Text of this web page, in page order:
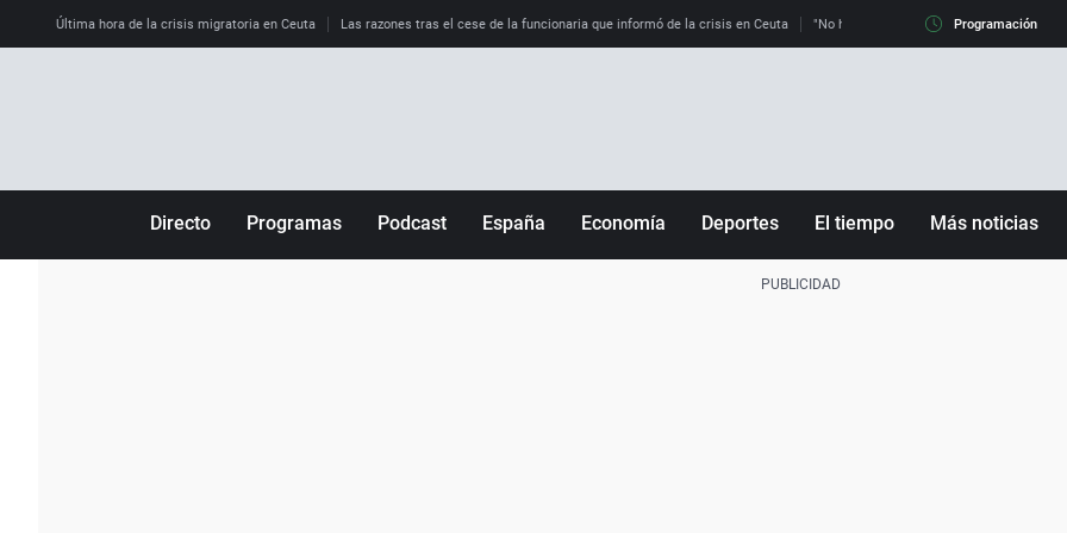
Última hora de la crisis migratoria en Ceuta Las razones tras el cese de la funcionaria que informó de la crisis en Ceuta "No hay mafias, que no nos engañen":
Programación
Directo Programas Podcast España Economía Deportes El tiempo Más noticias